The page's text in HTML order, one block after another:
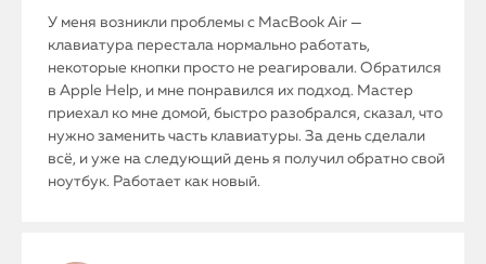
У меня возникли проблемы с MacBook Air —
клавиатура перестала нормально работать,
некоторые кнопки просто не реагировали. Обратился
в Apple Help, и мне понравился их подход. Мастер
приехал ко мне домой, быстро разобрался, сказал, что
нужно заменить часть клавиатуры. За день сделали
всё, и уже на следующий день я получил обратно свой
ноутбук. Работает как новый.